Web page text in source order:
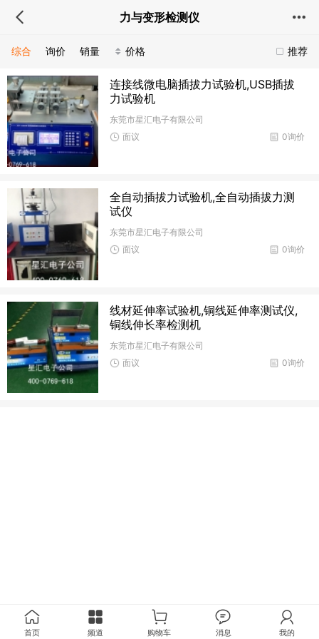
力与变形检测仪
推荐
综合 询价 销量 价格
连接线微电脑插拔力试验机,USB插拔
力试验机
东莞市星汇电子有限公司
0询价
面议
全自动插拔力试验机,全自动插拔力测
试仪
东莞市星汇电子有限公司
0询价
面议
线材延伸率试验机,铜线延伸率测试仪,
铜线伸长率检测机
东莞市星汇电子有限公司
0询价
面议
首页 频道 购物车 消息 我的